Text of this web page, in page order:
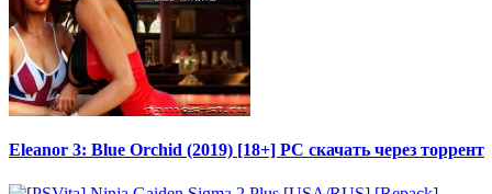
Eleanor 3: Blue Orchid (2019) [18+] PC скачать через торрент